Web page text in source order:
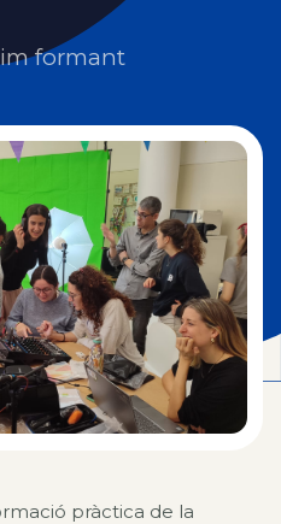
formant
pràctica de la